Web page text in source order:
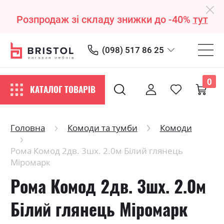
Розпродаж зі складу знижки до -40% тут
(098) 517 86 25
КАТАЛОГ ТОВАРІВ
0
Головна Комоди та тумби
Комоди
Рома Комод 2дв. 3шх. 2.0м Білий глянець
Міромарк
Рома Комод 2дв. 3шх. 2.0м
Білий глянець Міромарк